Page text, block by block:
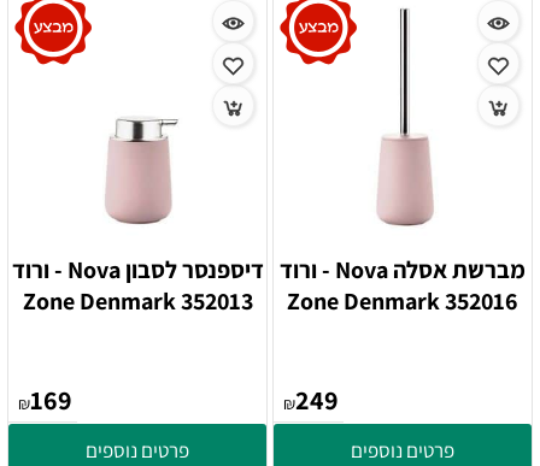
מברשת אסלה Nova - ורוד
352016 Zone Denmark
₪249
פרטים נוספים
דיספנסר לסבון Nova - ורוד
352013 Zone Denmark
₪169
פרטים נוספים